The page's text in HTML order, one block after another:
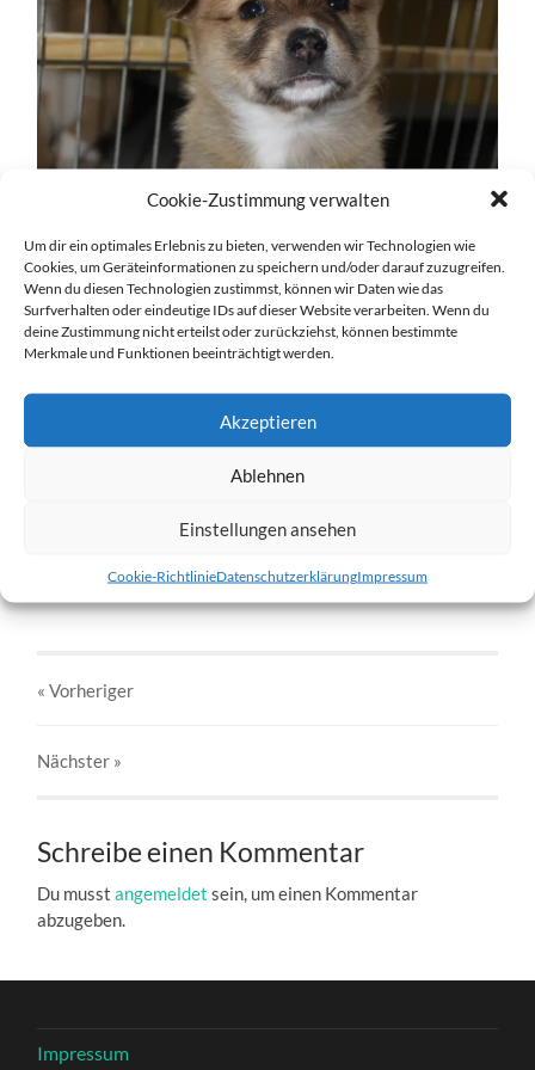
Cookie-Zustimmung verwalten
Um dir ein optimales Erlebnis zu bieten, verwenden wir Technologien wie
Cookies, um Geräteinformationen zu speichern und/oder darauf zuzugreifen.
Wenn du diesen Technologien zustimmst, können wir Daten wie das
Surfverhalten oder eindeutige IDs auf dieser Website verarbeiten. Wenn du
deine Zustimmung nicht erteilst oder zurückziehst, können bestimmte
Merkmale und Funktionen beeinträchtigt werden.
Akzeptieren
Ablehnen
Einstellungen ansehen
Cookie-RichtlinieDatenschutzerklärungImpressum
w3-28.01.2012-b.jpg
« Vorheriger
Nächster »
Schreibe einen Kommentar
Du musstangemeldet sein, um einen Kommentar
abzugeben.
Impressum